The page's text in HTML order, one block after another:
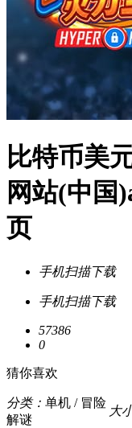
比特币美
网站(中国
页
手机扫描下载
手机扫描下载
57386
0
猜你喜欢
分类： 单机 / 冒险
解谜
大